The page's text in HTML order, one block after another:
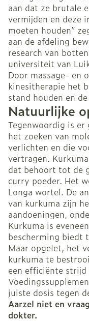
aan dat ze brutale
vermijden en deze
moeten houden”
aan de afdeling
research van
universiteit van
Door massage- en
kinesitherapie het
stand houden en
Natuurlijke
Tegenwoordig is
het zoeken van
verlichten en die
vertragen.
dat behoort tot de
curry poeder. Het
Longa wortel. De
van kurkuma zijn
aandoeningen,
Kurkuma is
bescherming biedt
Maar opgelet, het
kurkuma te
een efficiënte
juiste dosis tegen
Aarzel niet en
dokter.